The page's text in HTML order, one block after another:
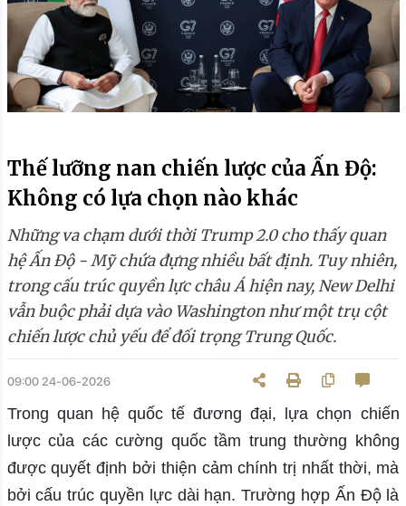
Thế lưỡng nan chiến lược của Ấn Độ:
Không có lựa chọn nào khác
Những va chạm dưới thời Trump 2.0 cho thấy quan
hệ Ấn Độ - Mỹ chứa đựng nhiều bất định. Tuy nhiên,
trong cấu trúc quyền lực châu Á hiện nay, New Delhi
vẫn buộc phải dựa vào Washington như một trụ cột
chiến lược chủ yếu để đối trọng Trung Quốc.
09:00 24-06-2026
Trong quan hệ quốc tế đương đại, lựa chọn chiến
lược của các cường quốc tầm trung thường không
được quyết định bởi thiện cảm chính trị nhất thời, mà
bởi cấu trúc quyền lực dài hạn. Trường hợp Ấn Độ là